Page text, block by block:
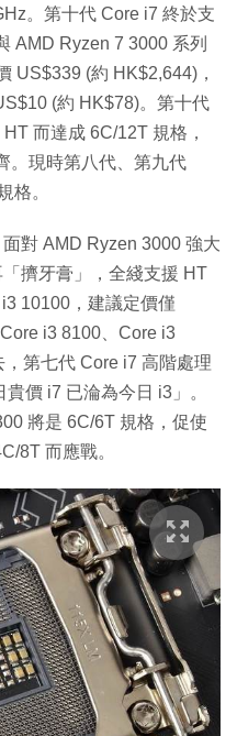
。第十代 Core i7 終於支
AMD Ryzen 7 3000 系列
US$339 (約 HK$2,644)，
(約 HK$78)。第十代
而達成 6C/12T 規格，
。現時第八代、第九代
格。
對 AMD Ryzen 3000 強大
擠牙膏」，全綫支援 HT
10100，建議定價僅
i3 8100、Core i3
第七代 Core i7 高階處理
價 i7 已淪為今日 i3」。
將是 6C/6T 規格，促使
8T 而應戰。